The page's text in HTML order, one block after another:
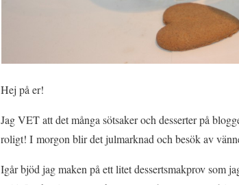
Hej på er!
Jag VET att det många sötsaker och desserter på
roligt! I morgon blir det julmarknad och besök av
Igår bjöd jag maken på ett litet dessertsmakprov som